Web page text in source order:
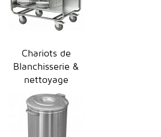
Chariots de
Blanchisserie &
nettoyage